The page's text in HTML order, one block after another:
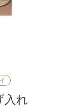
入れ